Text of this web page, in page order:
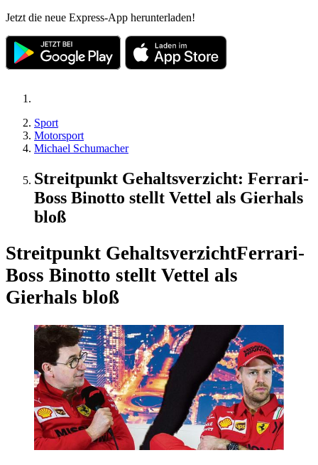
Jetzt die neue Express-App herunterladen!
Sport
Motorsport
Michael Schumacher
Streitpunkt Gehaltsverzicht: Ferrari-
Boss Binotto stellt Vettel als Gierhals
bloß
Streitpunkt GehaltsverzichtFerrari-
Boss Binotto stellt Vettel als
Gierhals bloß